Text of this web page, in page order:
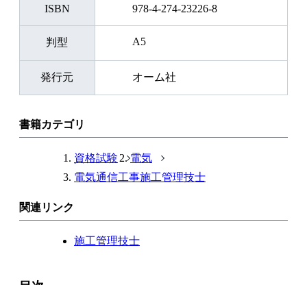
ISBN 978-4-274-23226-8
判型 A5
発行元 オーム社
書籍カテゴリ
資格試験
電気
電気通信工事施工管理技士
関連リンク
施工管理技士